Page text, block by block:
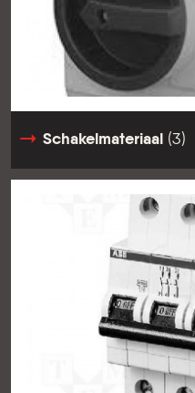
Schakelmateriaal (3)